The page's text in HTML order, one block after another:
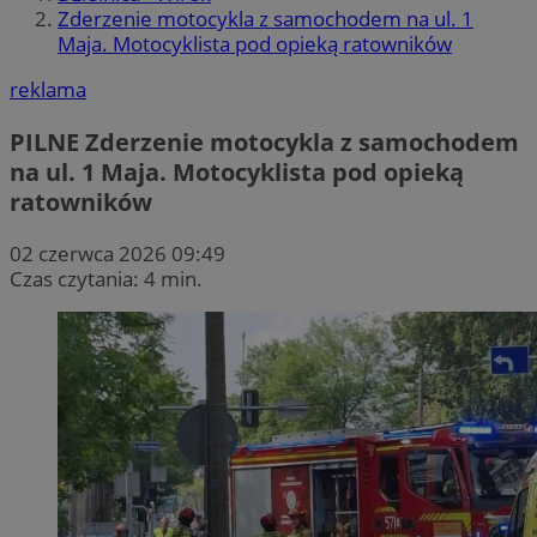
Zderzenie motocykla z samochodem na ul. 1
Maja. Motocyklista pod opieką ratowników
reklama
PILNE Zderzenie motocykla z samochodem
na ul. 1 Maja. Motocyklista pod opieką
ratowników
02 czerwca 2026 09:49
Czas czytania: 4 min.